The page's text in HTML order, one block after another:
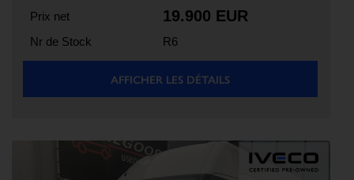
Prix net
19.900 EUR
Nr de Stock R6
AFFICHER LES DÉTAILS